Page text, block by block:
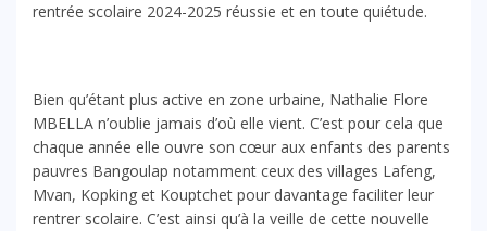
rentrée scolaire 2024-2025 réussie et en toute quiétude.
Bien qu’étant plus active en zone urbaine, Nathalie Flore
MBELLA n’oublie jamais d’où elle vient. C’est pour cela que
chaque année elle ouvre son cœur aux enfants des parents
pauvres Bangoulap notamment ceux des villages Lafeng,
Mvan, Kopking et Kouptchet pour davantage faciliter leur
rentrer scolaire. C’est ainsi qu’à la veille de cette nouvelle